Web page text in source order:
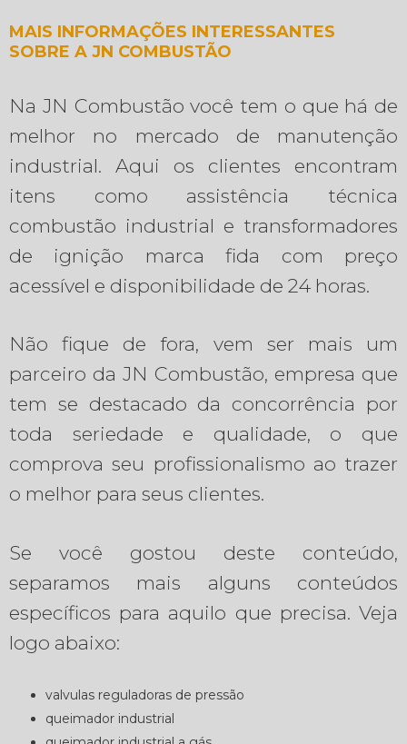
MAIS INFORMAÇÕES INTERESSANTES
SOBRE A JN COMBUSTÃO
Na JN Combustão você tem o que há de
melhor no mercado de manutenção
industrial. Aqui os clientes encontram
itens como assistência técnica
combustão industrial e transformadores
de ignição marca fida com preço
acessível e disponibilidade de 24 horas.
Não fique de fora, vem ser mais um
parceiro da JN Combustão, empresa que
tem se destacado da concorrência por
toda seriedade e qualidade, o que
comprova seu profissionalismo ao trazer
o melhor para seus clientes.
Se você gostou deste conteúdo,
separamos mais alguns conteúdos
específicos para aquilo que precisa. Veja
logo abaixo:
valvulas reguladoras de pressão
queimador industrial